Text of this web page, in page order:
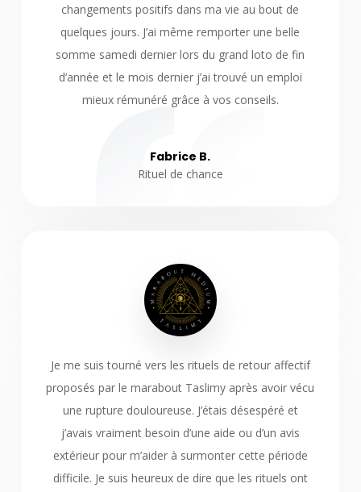
changements positifs dans ma vie au bout de
quelques jours. J’ai même remporter une belle
somme samedi dernier lors du grand loto de fin
d’année et le mois dernier j’ai trouvé un emploi
mieux rémunéré grâce à vos conseils.
Fabrice B.
Rituel de chance
Je me suis tourné vers les rituels de retour affectif
proposés par le marabout Taslimy après avoir vécu
une rupture douloureuse. J’étais désespéré et
j’avais vraiment besoin d’une aide ou d’un avis
extérieur pour m’aider à surmonter cette période
difficile. Je suis heureux de dire que les rituels ont